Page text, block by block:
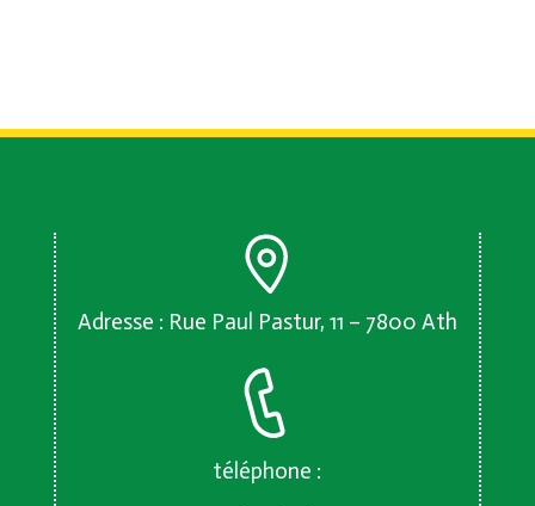
Adresse : Rue Paul Pastur, 11 – 7800 Ath
téléphone :